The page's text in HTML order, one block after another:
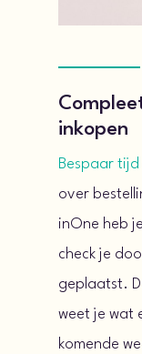
inkopen
Bespaar tijd
over
inOne heb
check je
geplaatst.
weet je wat
komende